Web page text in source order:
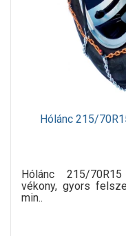
Hólánc 215/
Hólánc 215/
vékony, gyors
min..